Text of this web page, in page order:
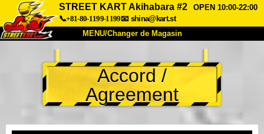
STREET KART Akihabara #2
OPEN 10:00-22:00
📞+81-80-1199-1199📧 shina@kart.st
MENU/Changer de Magasin
À Propos Caractéristiques Tarifs
Accès Avis FAQ
Réservation
Accord /
Agreement